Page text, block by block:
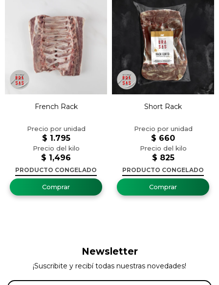
French Rack
$ 1,496
$ 1.795
PRODUCTO CONGELADO
Short Rack
$ 825
$ 660
PRODUCTO CONGELADO
Newsletter
¡Suscribite y recibí todas nuestras novedades!